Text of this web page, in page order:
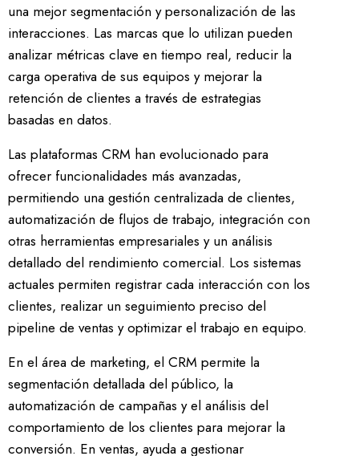
una mejor segmentación y personalización de las
interacciones. Las marcas que lo utilizan pueden
analizar métricas clave en tiempo real, reducir la
carga operativa de sus equipos y mejorar la
retención de clientes a través de estrategias
basadas en datos.
Las plataformas CRM han evolucionado para
ofrecer funcionalidades más avanzadas,
permitiendo una gestión centralizada de clientes,
automatización de flujos de trabajo, integración con
otras herramientas empresariales y un análisis
detallado del rendimiento comercial. Los sistemas
actuales permiten registrar cada interacción con los
clientes, realizar un seguimiento preciso del
pipeline de ventas y optimizar el trabajo en equipo.
En el área de marketing, el CRM permite la
segmentación detallada del público, la
automatización de campañas y el análisis del
comportamiento de los clientes para mejorar la
conversión. En ventas, ayuda a gestionar